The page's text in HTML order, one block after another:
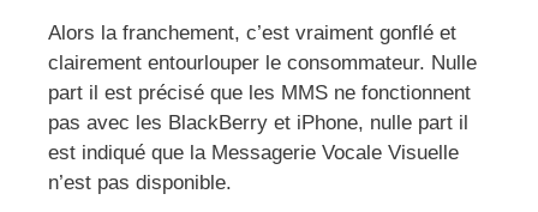
Alors la franchement, c’est vraiment gonflé et
clairement entourlouper le consommateur. Nulle
part il est précisé que les MMS ne fonctionnent
pas avec les BlackBerry et iPhone, nulle part il
est indiqué que la Messagerie Vocale Visuelle
n’est pas disponible.